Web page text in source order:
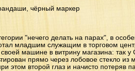
чёрный маркер
"нечего делать на парах", в
младшим служащим в торговом
машине в витрину магазина: так
прямо через лобовое стекло
этом второй глаз и начисто потеряв